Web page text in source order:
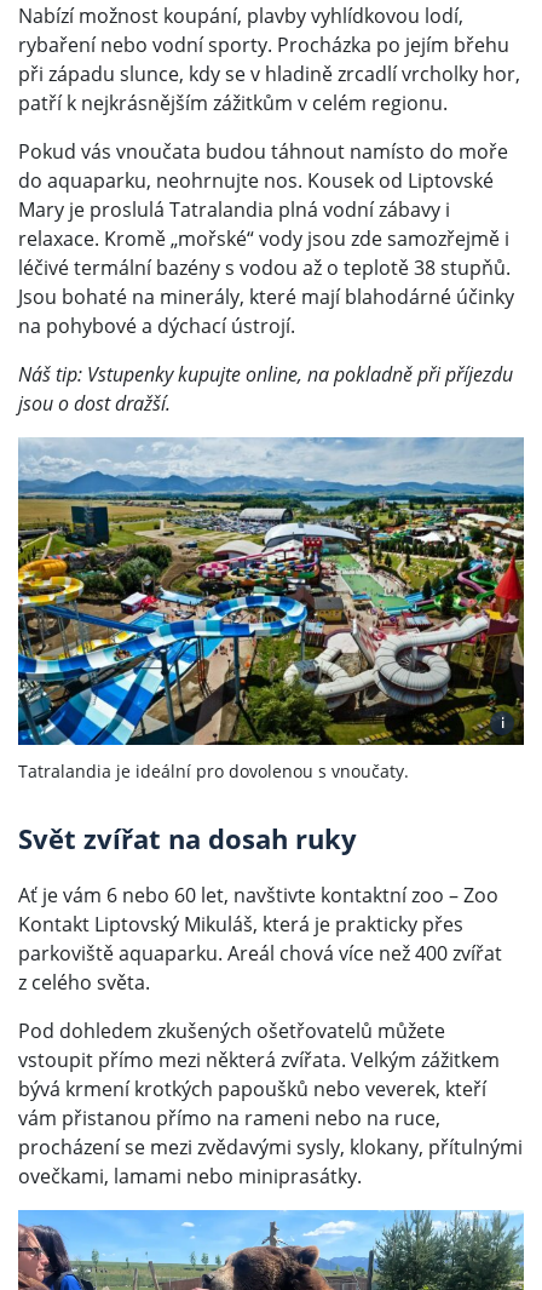
Nabízí možnost koupání, plavby vyhlídkovou lodí,
rybaření nebo vodní sporty. Procházka po jejím břehu
při západu slunce, kdy se v hladině zrcadlí vrcholky hor,
patří k nejkrásnějším zážitkům v celém regionu.
Pokud vás vnoučata budou táhnout namísto do moře
do aquaparku, neohrnujte nos. Kousek od Liptovské
Mary je proslulá Tatralandia plná vodní zábavy i
relaxace. Kromě „mořské“ vody jsou zde samozřejmě i
léčivé termální bazény s vodou až o teplotě 38 stupňů.
Jsou bohaté na minerály, které mají blahodárné účinky
na pohybové a dýchací ústrojí.
Náš tip: Vstupenky kupujte online, na pokladně při příjezdu
jsou o dost dražší.
i
Tatralandia je ideální pro dovolenou s vnoučaty.
Svět zvířat na dosah ruky
Ať je vám 6 nebo 60 let, navštivte kontaktní zoo – Zoo
Kontakt Liptovský Mikuláš, která je prakticky přes
parkoviště aquaparku. Areál chová více než 400 zvířat
z celého světa.
Pod dohledem zkušených ošetřovatelů můžete
vstoupit přímo mezi některá zvířata. Velkým zážitkem
bývá krmení krotkých papoušků nebo veverek, kteří
vám přistanou přímo na rameni nebo na ruce,
procházení se mezi zvědavými sysly, klokany, přítulnými
ovečkami, lamami nebo miniprasátky.